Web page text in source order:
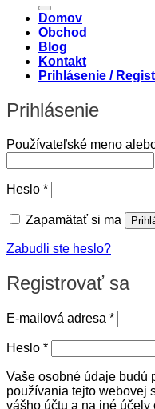
Domov
Obchod
Blog
Kontakt
Prihlásenie /
Prihlásenie
Používateľské meno
Heslo *Povinné
Zapamätať si ma
Zabudli ste heslo?
Registrovať sa
E-mailová adresa *Povinné
Heslo *Povinné
Vaše osobné údaje budú
používania tejto webovej
vášho účtu a na iné